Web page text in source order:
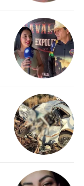
/ para sempre